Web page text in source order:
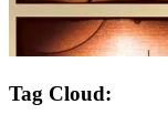
Tag Cloud: